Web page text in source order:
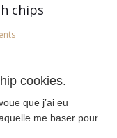
chips
cookies.
que j’ai eu
me baser pour